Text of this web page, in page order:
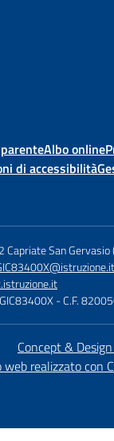
Albo online
di accessibilità
Capriate San Gervasio
- C.F.
Concept &
web realizzato con